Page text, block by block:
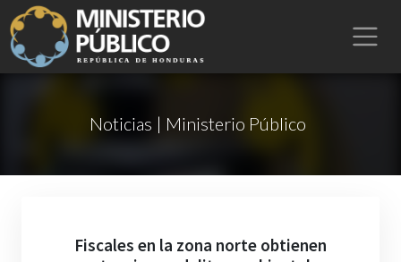
Noticias | Ministerio Público
Fiscales en la zona norte obtienen